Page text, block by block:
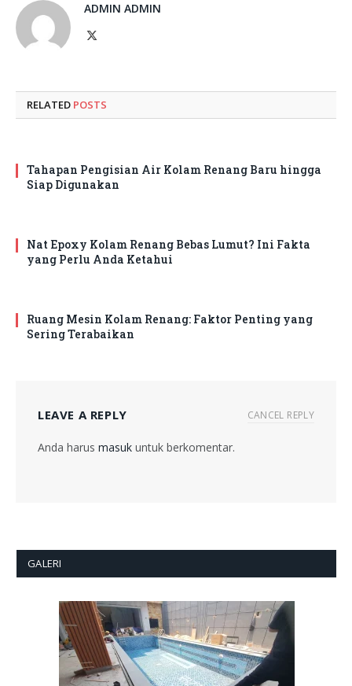
ADMIN ADMIN
RELATED POSTS
Tahapan Pengisian Air Kolam Renang Baru hingga
Siap Digunakan
Nat Epoxy Kolam Renang Bebas Lumut? Ini Fakta
yang Perlu Anda Ketahui
Ruang Mesin Kolam Renang: Faktor Penting yang
Sering Terabaikan
LEAVE A REPLY CANCEL REPLY
Anda harus masuk untuk berkomentar.
GALERI